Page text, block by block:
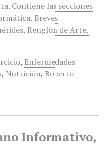
Contiene las secciones
Breves
Renglón de Arte,
, Enfermedades
, Nutrición, Roberto
Informativo,